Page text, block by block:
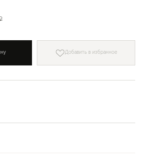
Добавить в избранное